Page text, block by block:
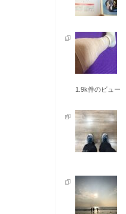
1.9k件のビュー